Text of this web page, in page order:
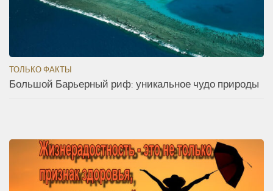
ТОЛЬКО ФАКТЫ
Большой Барьерный риф: уникальное чудо природы